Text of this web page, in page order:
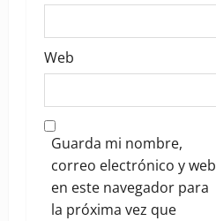
Web
Guarda mi nombre,
correo electrónico y web
en este navegador para
la próxima vez que